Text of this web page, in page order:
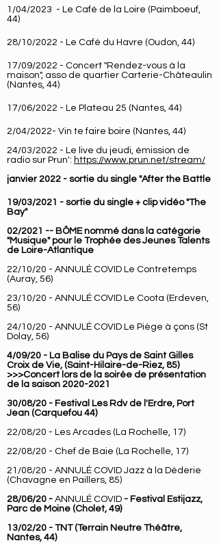
1/04/2023 - Le Café de la Loire (Paimboeuf,
44)
28/10/2022 - Le Café du Havre (Oudon, 44)
17/09/2022 - Concert "Rendez-vous à la
maison", asso de quartier Carterie-Châteaulin
(Nantes, 44)
17/06/2022 - Le Plateau 25 (Nantes, 44)
2/04/2022- Vin te faire boire (Nantes, 44)
24/03/2022 - Le live du jeudi, émission de
radio sur Prun': https://www.prun.net/stream/
janvier 2022 - sortie du single "After the Battle
19/03/2021 - sortie du single + clip vidéo "The
Bay"
02/2021 -- BÔME nommé dans la catégorie
"Musique" pour le Trophée des Jeunes Talents
de Loire-Atlantique
22/10/20 - ANNULÉ COVID Le Contretemps
(Auray, 56)
23/10/20 - ANNULÉ COVID Le Coota (Erdeven,
56)
24/10/20 - ANNULÉ COVID Le Piège à çons (St
Dolay, 56)
4/09/20 - La Balise du Pays de Saint Gilles
Croix de Vie, (Saint-Hilaire-de-Riez, 85)
>>>Concert lors de la soirée de présentation
de la saison 2020-2021
30/08/20 - Festival Les Rdv de l'Erdre, Port
Jean (Carquefou 44)
22/08/20 - Les Arcades (La Rochelle, 17)
22/08/20 - Chef de Baie (La Rochelle, 17)
21/08/20 - ANNULÉ COVID Jazz à la Déderie
(Chavagne en Paillers, 85)
28/06/20 - ANNULÉ COVID - Festival Estijazz,
Parc de Moine (Cholet, 49)
13/02/20 - TNT (Terrain Neutre Théâtre,
Nantes, 44)